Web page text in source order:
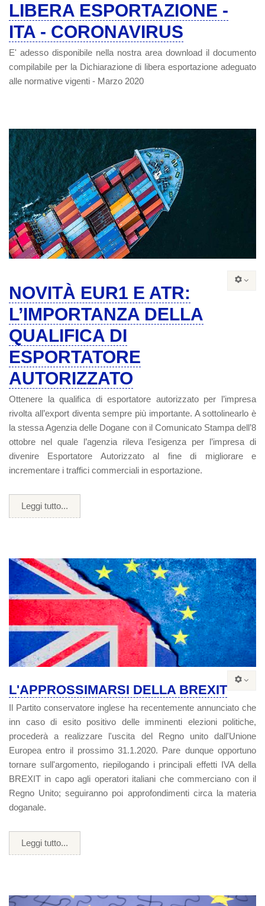
LIBERA ESPORTAZIONE -
ITA - CORONAVIRUS
E' adesso disponibile nella nostra area download il documento
compilabile per la Dichiarazione di libera esportazione adeguato
alle normative vigenti - Marzo 2020
NOVITÀ EUR1 E ATR:
L’IMPORTANZA DELLA
QUALIFICA DI
ESPORTATORE
AUTORIZZATO
Ottenere la qualifica di esportatore autorizzato per l’impresa
rivolta all’export diventa sempre più importante. A sottolinearlo è
la stessa Agenzia delle Dogane con il Comunicato Stampa dell’8
ottobre nel quale l’agenzia rileva l’esigenza per l’impresa di
divenire Esportatore Autorizzato al fine di migliorare e
incrementare i traffici commerciali in esportazione.
Leggi tutto...
L'APPROSSIMARSI DELLA BREXIT
Il Partito conservatore inglese ha recentemente annunciato che
inn caso di esito positivo delle imminenti elezioni politiche,
procederà a realizzare l'uscita del Regno unito dall'Unione
Europea entro il prossimo 31.1.2020. Pare dunque opportuno
tornare sull'argomento, riepilogando i principali effetti IVA della
BREXIT in capo agli operatori italiani che commerciano con il
Regno Unito; seguiranno poi approfondimenti circa la materia
doganale.
Leggi tutto...